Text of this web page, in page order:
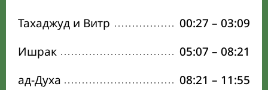
Тахаджуд и Витр 00:27 – 03:09
Ишрак
05:07 – 08:21
ад-Духа
08:21 – 11:55